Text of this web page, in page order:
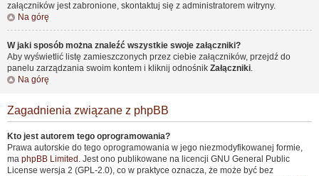
załączników jest zabronione, skontaktuj się z administratorem witryny.
Na górę
W jaki sposób można znaleźć wszystkie swoje załączniki?
Aby wyświetlić listę zamieszczonych przez ciebie załączników, przejdź do
panelu zarządzania swoim kontem i kliknij odnośnik Załączniki.
Na górę
Zagadnienia związane z phpBB
Kto jest autorem tego oprogramowania?
Prawa autorskie do tego oprogramowania w jego niezmodyfikowanej formie,
ma phpBB Limited . Jest ono publikowane na licencji GNU General Public
License wersja 2 (GPL-2.0), co w praktyce oznacza, że może być bez